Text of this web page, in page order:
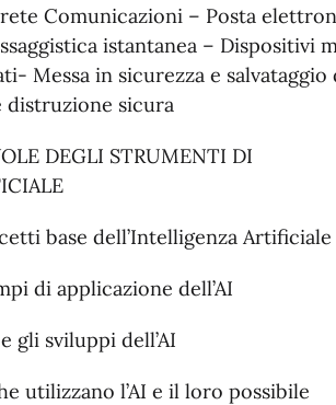
Comunicazioni – Posta
istantanea – Dispositivi
Messa in sicurezza e salvataggio
distruzione sicura
DEGLI STRUMENTI DI
base dell’Intelligenza Artificiale
di applicazione dell’AI
gli sviluppi dell’AI
utilizzano l’AI e il loro possibile